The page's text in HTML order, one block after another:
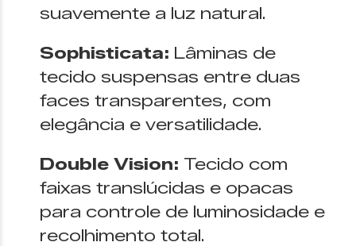
suavemente a luz natural.
Sophisticata: Lâminas de
tecido suspensas entre duas
faces transparentes, com
elegância e versatilidade.
Double Vision: Tecido com
faixas translúcidas e opacas
para controle de luminosidade e
recolhimento total.